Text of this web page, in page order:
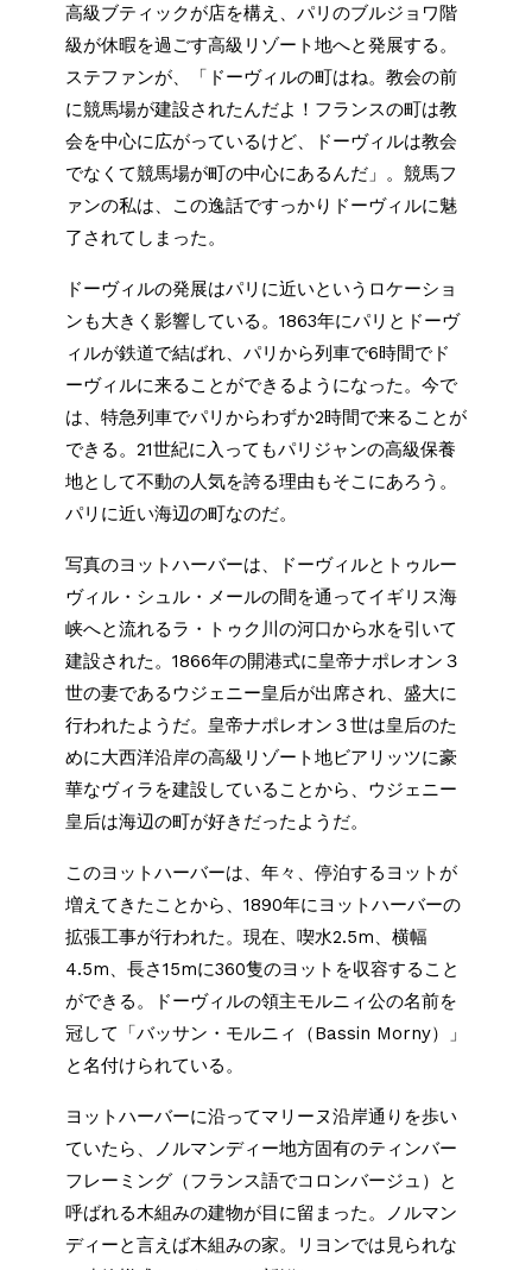
高級ブティックが店を構え、パリのブルジョワ階
級が休暇を過ごす高級リゾート地へと発展する。
ステファンが、「ドーヴィルの町はね。教会の前
に競馬場が建設されたんだよ！フランスの町は教
会を中心に広がっているけど、ドーヴィルは教会
でなくて競馬場が町の中心にあるんだ」。競馬フ
ァンの私は、この逸話ですっかりドーヴィルに魅
了されてしまった。
ドーヴィルの発展はパリに近いというロケーショ
ンも大きく影響している。1863年にパリとドーヴ
ィルが鉄道で結ばれ、パリから列車で6時間でド
ーヴィルに来ることができるようになった。今で
は、特急列車でパリからわずか2時間で来ることが
できる。21世紀に入ってもパリジャンの高級保養
地として不動の人気を誇る理由もそこにあろう。
パリに近い海辺の町なのだ。
写真のヨットハーバーは、ドーヴィルとトゥルー
ヴィル・シュル・メールの間を通ってイギリス海
峡へと流れるラ・トゥク川の河口から水を引いて
建設された。1866年の開港式に皇帝ナポレオン３
世の妻であるウジェニー皇后が出席され、盛大に
行われたようだ。皇帝ナポレオン３世は皇后のた
めに大西洋沿岸の高級リゾート地ビアリッツに豪
華なヴィラを建設していることから、ウジェニー
皇后は海辺の町が好きだったようだ。
このヨットハーバーは、年々、停泊するヨットが
増えてきたことから、1890年にヨットハーバーの
拡張工事が行われた。現在、喫水2.5m、横幅
4.5m、長さ15mに360隻のヨットを収容すること
ができる。ドーヴィルの領主モルニィ公の名前を
冠して「バッサン・モルニィ（Bassin Morny）」
と名付けられている。
ヨットハーバーに沿ってマリーヌ沿岸通りを歩い
ていたら、ノルマンディー地方固有のティンバー
フレーミング（フランス語でコロンバージュ）と
呼ばれる木組みの建物が目に留まった。ノルマン
ディーと言えば木組みの家。リヨンでは見られな